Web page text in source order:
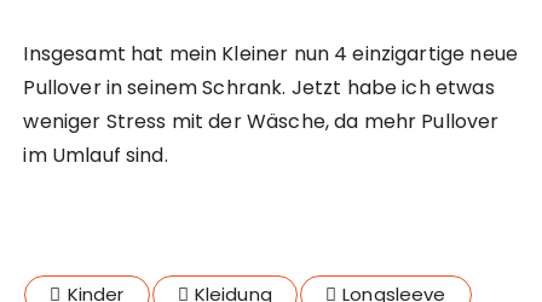
Insgesamt hat mein Kleiner nun 4 einzigartige neue
Pullover in seinem Schrank. Jetzt habe ich etwas
weniger Stress mit der Wäsche, da mehr Pullover
im Umlauf sind.
Kinder Kleidung Longsleeve